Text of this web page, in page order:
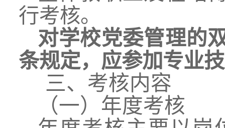
行考核。
对学校党委管理的
条规定，应参加专业
三、考核内容
（一）年度考核